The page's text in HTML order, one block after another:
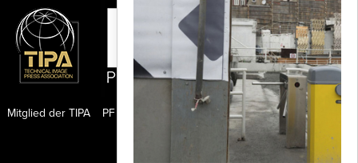
PF Publishing GmbH
Mitglied der TIPA